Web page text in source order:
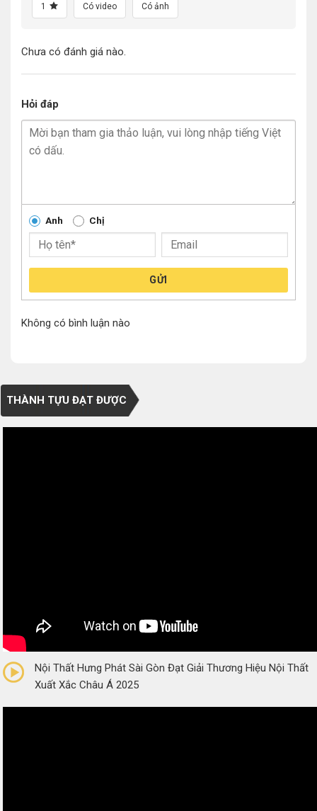
1 Có video Có ảnh
Chưa có đánh giá nào.
Hỏi đáp
Anh Chị
GỬI
Không có bình luận nào
THÀNH TỰU ĐẠT ĐƯỢC
(0 Reviews)
Nội Thất Hưng Phát Sài Gòn Đạt Giải Thương Hiệu Nội Thất
Xuất Xắc Châu Á 2025